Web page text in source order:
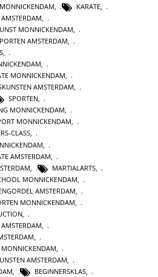
KARATE
MONNICKENDAM
AMSTERDAM
,
,
MONNICKENDAM,
AMSTERDAM,
SPORTEN,
MONNICKENDAM,
MONNICKENDAM,
CLASS,
AMSTERDAM
MARTIALARTS
MONNICKENDAM
AMSTERDAM
MONNICKENDAM
,
,
AMSTERDAM,
, BEGINNERSKLAS,